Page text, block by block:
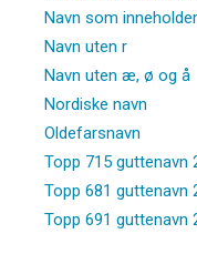
Navn som
Navn uten r
Navn uten æ, ø og å
Nordiske navn
Oldefarsnavn
Topp 715 guttenavn
Topp 681 guttenavn
Topp 691 guttenavn